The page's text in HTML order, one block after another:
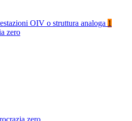
OIV o struttura analoga 1
zero